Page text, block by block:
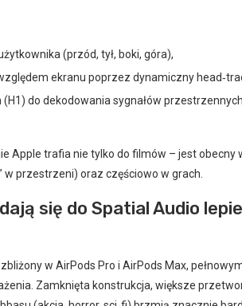
(przód, tył, boki, góra),
ekranu poprzez dynamiczny
do dekodowania sygnałów
Apple trafia nie tylko do filmów – jest obecny
w przestrzeni) oraz częściowo w grach.
się do Spatial Audio
w AirPods Pro i AirPods Max,
Zamknięta konstrukcja, większe